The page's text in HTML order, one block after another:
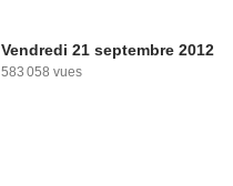
Vendredi 21 septembre 2012
583 058 vues